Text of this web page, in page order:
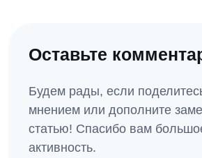
Оставьте
Будем рады, если
мнением или дополните
статью! Спасибо вам
активность.